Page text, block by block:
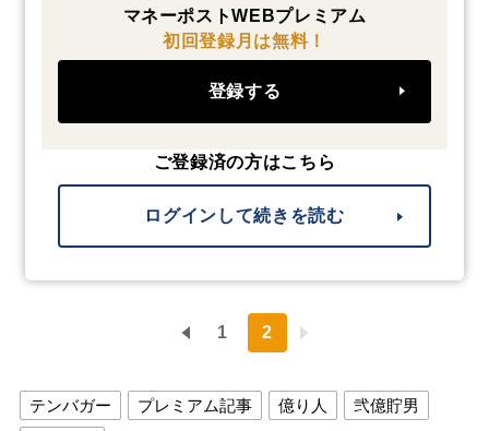
マネーポストWEBプレミアム
初回登録月は無料！
登録する
ご登録済の方はこちら
ログインして続きを読む
1 2
テンバガー プレミアム記事 億り人
弐億貯男